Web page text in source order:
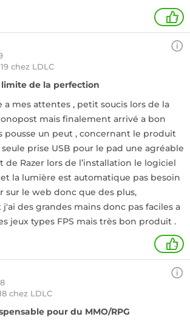
7
chez LDLC
limite de la perfection
mes attentes , petit soucis lors de la
mais finalement arrivé a bon
pousse un peut , concernant le produit
prise USB pour le pad une agréable
de Razer lors de l’installation le logiciel
la lumière est automatique pas besoin
sur le web donc que des plus,
des grandes mains donc pas faciles a
jeux types FPS mais très bon produit .
3
chez LDLC
pour du MMO/RPG